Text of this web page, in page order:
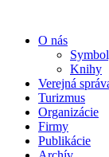
obsah
O nás
Knihy
Verejná
Turizmus
Organizácie
Firmy
Publikácie